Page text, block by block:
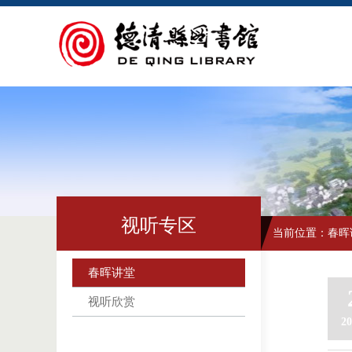
视听专区
春晖讲堂
视听欣赏
当前位置： 春晖